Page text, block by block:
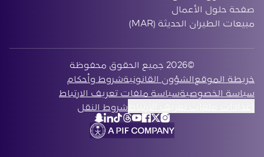
صفحة حلول الأعمال
مبيعات الطيران الحديثة (MAR)
©2026 ‏جميع الحقوق محفوظة
‏خريطة الموقعالشؤون القانونيةشروط وأحكام
سياسة الخصوصيةسياسة ملفات تعريف الارتباط
شروط النقل